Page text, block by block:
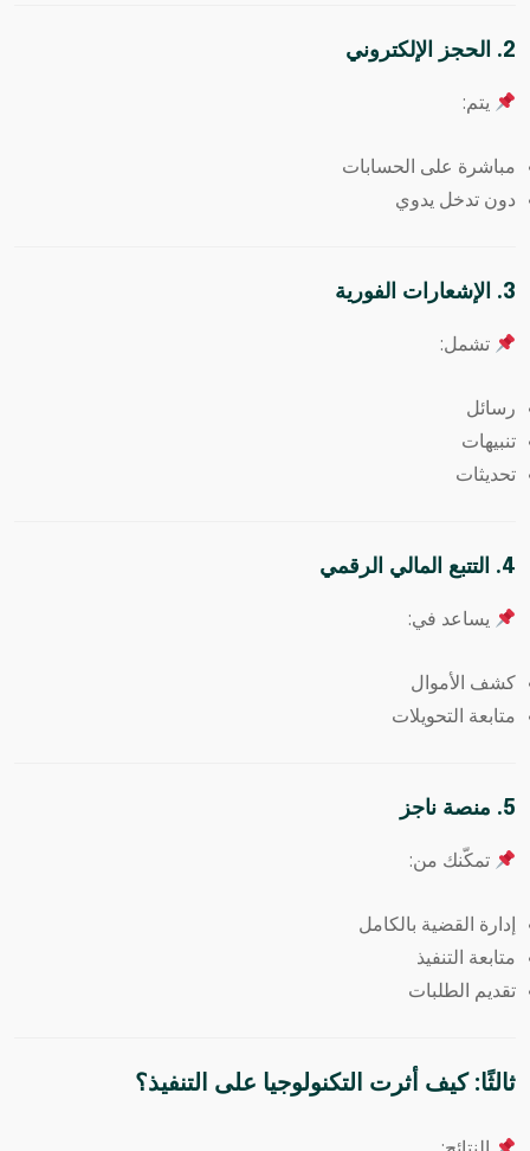
2. الحجز الإلكتروني
يتم:
مباشرة على الحسابات
دون تدخل يدوي
3. الإشعارات الفورية
تشمل:
رسائل
تنبيهات
تحديثات
4. التتبع المالي الرقمي
يساعد في:
كشف الأموال
متابعة التحويلات
5. منصة ناجز
تمكّنك من:
إدارة القضية بالكامل
متابعة التنفيذ
تقديم الطلبات
ثالثًا: كيف أثرت التكنولوجيا على التنفيذ؟